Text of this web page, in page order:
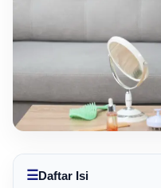
☰Daftar Isi